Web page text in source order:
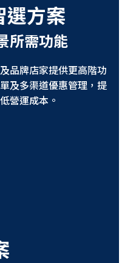
選方案
所需功能
品牌店家提供更高階功
及多渠道優惠管理，提
營運成本。